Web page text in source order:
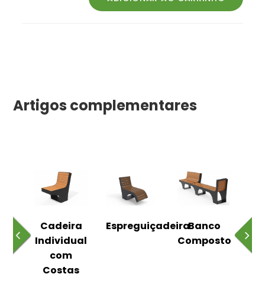
Artigos complementares
Cadeira
Individual
com
Costas
EspreguiçadeiraBanco
Composto